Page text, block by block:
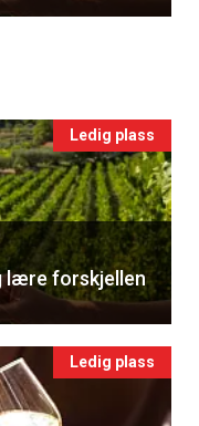
Ledig plass
lære forskjellen
Ledig plass